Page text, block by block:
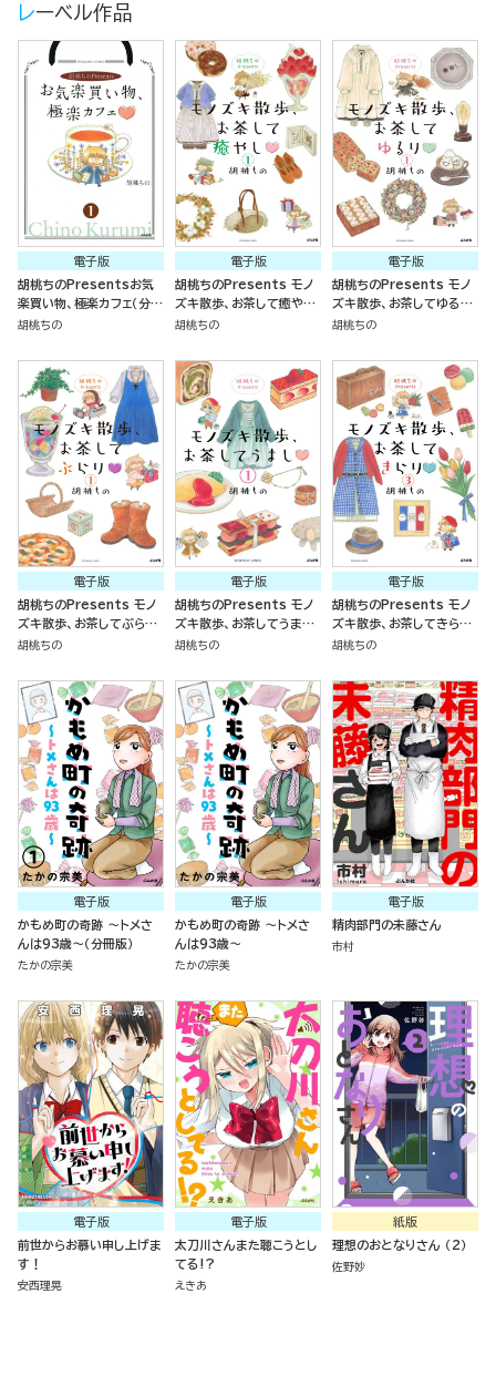
レーベル作品
電子版
胡桃ちのPresentsお気
楽買い物、極楽カフェ（分冊
版）
胡桃ちの
電子版
胡桃ちのPresents モノ
ズキ散歩、お茶して癒やし
（分冊版）
胡桃ちの
電子版
胡桃ちのPresents モノ
ズキ散歩、お茶してゆるり
（分冊版）
胡桃ちの
電子版
胡桃ちのPresents モノ
ズキ散歩、お茶してぶらり
（分冊版）
胡桃ちの
電子版
胡桃ちのPresents モノ
ズキ散歩、お茶してうまし
（分冊版）
胡桃ちの
電子版
胡桃ちのPresents モノ
ズキ散歩、お茶してきらり
（分冊版）
胡桃ちの
電子版
かもめ町の奇跡 ～トメさ
んは93歳～（分冊版）
たかの宗美
電子版
かもめ町の奇跡 ～トメさ
んは93歳～
たかの宗美
電子版
精肉部門の未藤さん
市村
電子版
前世からお慕い申し上げま
す！
安西理晃
電子版
太刀川さんまた聴こうとし
てる!?
えきあ
紙版
理想のおとなりさん （2）
佐野妙